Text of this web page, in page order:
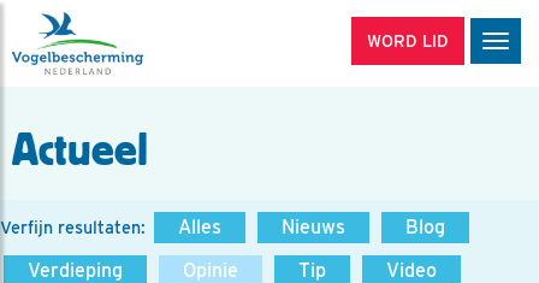
WORD LID
Actueel
Verfijn resultaten: Alles Nieuws
Blog
Verdieping
Opinie Tip
Video